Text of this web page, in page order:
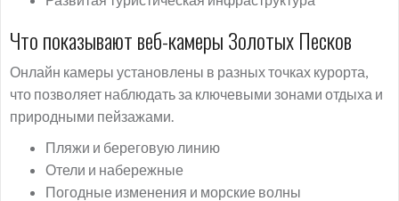
Что показывают веб-камеры Золотых Песков
Онлайн камеры установлены в разных точках курорта,
что позволяет наблюдать за ключевыми зонами отдыха и
природными пейзажами.
Пляжи и береговую линию
Отели и набережные
Погодные изменения и морские волны